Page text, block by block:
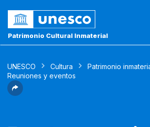
Patrimonio Cultural Inmaterial
UNESCO Cultura
Patrimonio
Reuniones y eventos